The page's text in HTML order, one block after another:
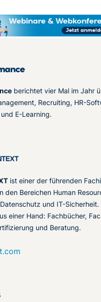
berichtet vier Mal im Jahr
Recruiting, HR-
E-Learning.
ist einer der führenden
den Bereichen Human
und IT-Sicherheit.
einer Hand: Fachbücher,
und Beratung.